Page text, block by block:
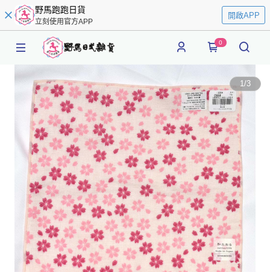
野馬跑跑日貨
立刻使用官方APP
開啟APP
0
1/3